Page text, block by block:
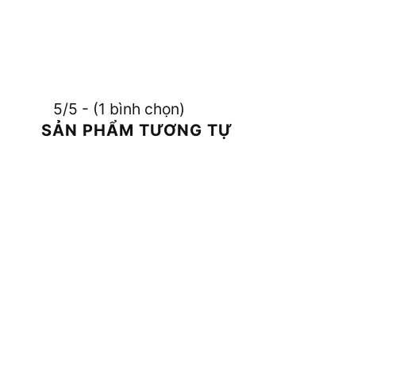
5/5 - (1 bình chọn)
SẢN PHẨM TƯƠNG TỰ